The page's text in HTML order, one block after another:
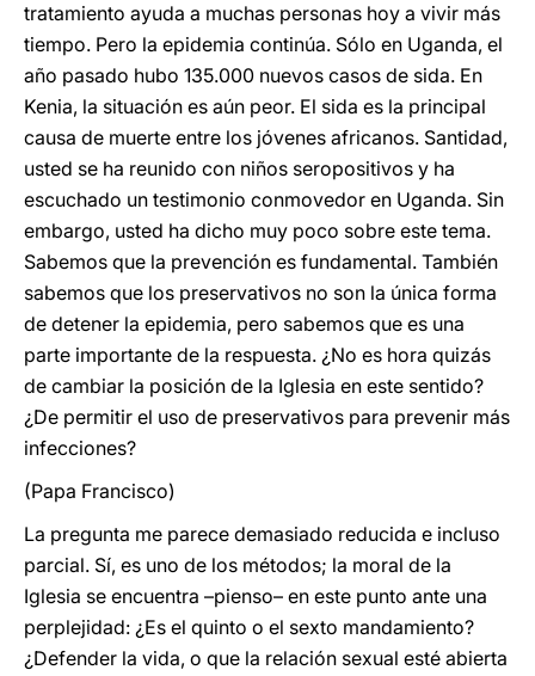
tratamiento ayuda a muchas personas hoy a vivir más
tiempo. Pero la epidemia continúa. Sólo en Uganda, el
año pasado hubo 135.000 nuevos casos de sida. En
Kenia, la situación es aún peor. El sida es la principal
causa de muerte entre los jóvenes africanos. Santidad,
usted se ha reunido con niños seropositivos y ha
escuchado un testimonio conmovedor en Uganda. Sin
embargo, usted ha dicho muy poco sobre este tema.
Sabemos que la prevención es fundamental. También
sabemos que los preservativos no son la única forma
de detener la epidemia, pero sabemos que es una
parte importante de la respuesta. ¿No es hora quizás
de cambiar la posición de la Iglesia en este sentido?
¿De permitir el uso de preservativos para prevenir más
infecciones?
(Papa Francisco)
La pregunta me parece demasiado reducida e incluso
parcial. Sí, es uno de los métodos; la moral de la
Iglesia se encuentra –pienso– en este punto ante una
perplejidad: ¿Es el quinto o el sexto mandamiento?
¿Defender la vida, o que la relación sexual esté abierta